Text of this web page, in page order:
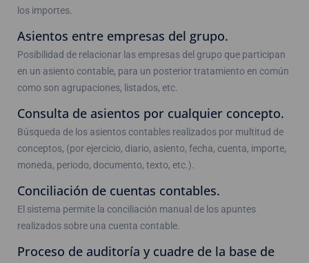
los importes.
Asientos entre empresas del grupo.
Posibilidad de relacionar las empresas del grupo que participan
en un asiento contable, para un posterior tratamiento en común
como son agrupaciones, listados, etc.
Consulta de asientos por cualquier concepto.
Búsqueda de los asientos contables realizados por multitud de
conceptos, (por ejercicio, diario, asiento, fecha, cuenta, importe,
moneda, periodo, documento, texto, etc.).
Conciliación de cuentas contables.
El sistema permite la conciliación manual de los apuntes
realizados sobre una cuenta contable.
Proceso de auditoría y cuadre de la base de